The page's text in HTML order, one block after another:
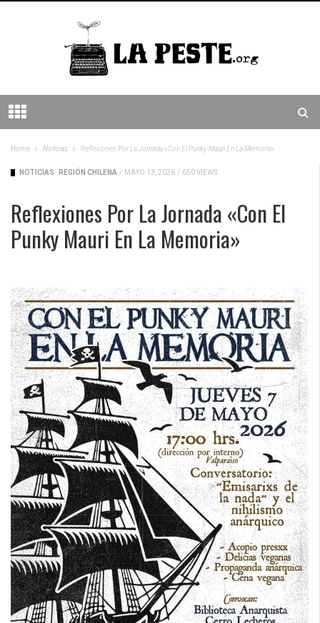
Home Noticias Reflexiones Por La Jornada «Con El Punky Mauri En La Memoria»
NOTICIAS REGIÓN CHILENA / MAYO 13, 2026 / 650 VIEWS
Reflexiones Por La Jornada «Con El
Punky Mauri En La Memoria»